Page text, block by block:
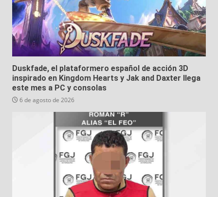
Duskfade, el plataformero español de acción 3D
inspirado en Kingdom Hearts y Jak and Daxter llega
este mes a PC y consolas
6 de agosto de 2026